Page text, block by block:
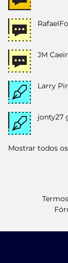
JM
Larry
jonty27
Mostrar todos